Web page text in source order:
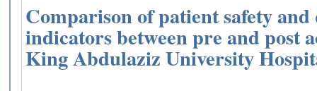
Comparison of patient safety
indicators between pre and post
King Abdulaziz University